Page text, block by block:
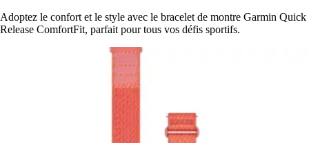
Adoptez le confort et le style avec le bracelet de montre Garmin Quick
Release ComfortFit, parfait pour tous vos défis sportifs.